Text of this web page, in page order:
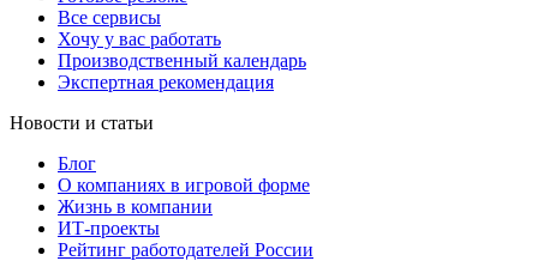
Все сервисы
Хочу у вас работать
Производственный календарь
Экспертная рекомендация
Новости и статьи
Блог
О компаниях в игровой форме
Жизнь в компании
ИТ-проекты
Рейтинг работодателей России